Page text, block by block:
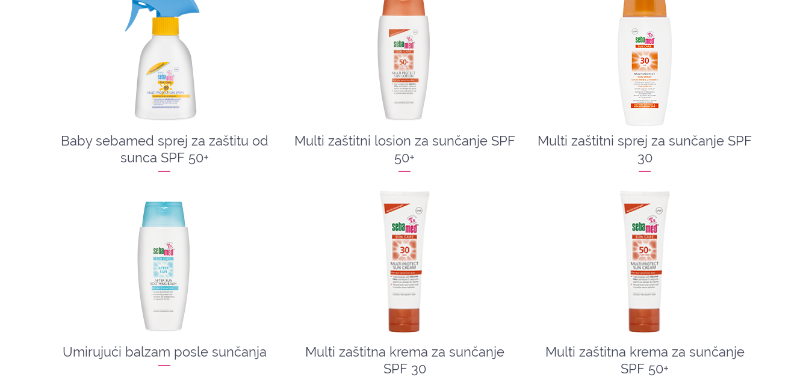
Baby sebamed sprej za zaštitu od
sunca SPF 50+
Multi zaštitni losion za sunčanje SPF
50+
Multi zaštitni sprej za sunčanje SPF
30
Umirujući balzam posle sunčanja
Multi zaštitna krema za sunčanje
SPF 30
Multi zaštitna krema za sunčanje
SPF 50+